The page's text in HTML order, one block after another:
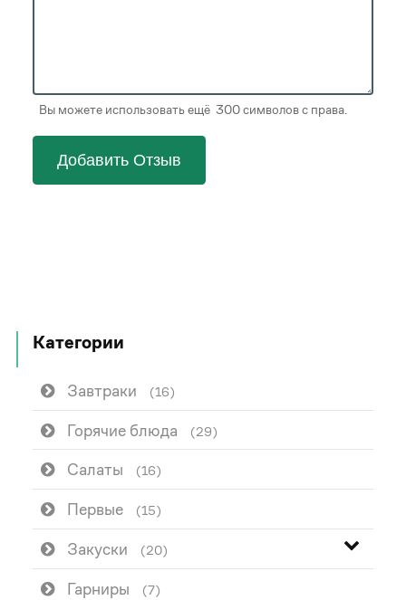
Вы можете использовать ещё 300 символов с права.
Добавить Отзыв
Категории
Завтраки (16)
Горячие блюда (29)
Салаты (16)
Первые (15)
Закуски (20)
Гарниры (7)